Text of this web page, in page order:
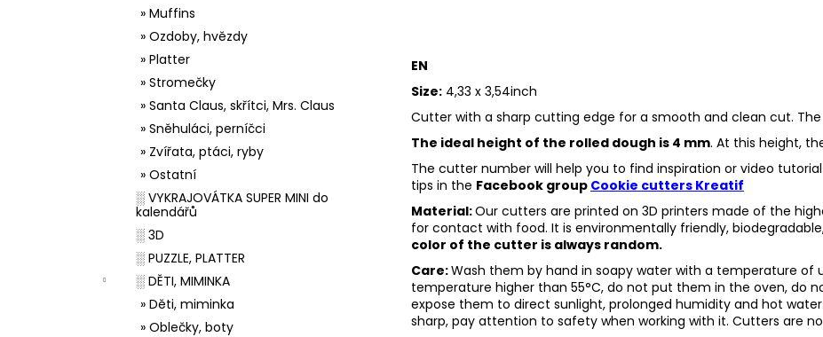
» Muffins
» Ozdoby, hvězdy
» Platter
» Stromečky
» Santa Claus, skřítci, Mrs. Claus
» Sněhuláci, perníčci
» Zvířata, ptáci, ryby
» Ostatní
░ VYKRAJOVÁTKA SUPER MINI do
kalendářů
░ 3D
░ PUZZLE, PLATTER
░ DĚTI, MIMINKA
» Děti, miminka
» Oblečky, boty
EN
Size: 4,33 x 3,54inch
Cutter with a sharp cutting edge for a smooth and clean cut.
The ideal height of the rolled dough is 4 mm. At this height,
The cutter number will help you to find inspiration or video
tips in the Facebook group Cookie cutters Kreatif
Material:Our cutters are printed on 3D printers made of the
for contact with food. It is environmentally friendly,
color of the cutter is always random.
Care:Wash them by hand in soapy water with a temperature of
temperature higher than 55°C, do not put them in the oven, do
expose them to direct sunlight, prolonged humidity and hot
sharp, pay attention to safety when working with it. Cutters are